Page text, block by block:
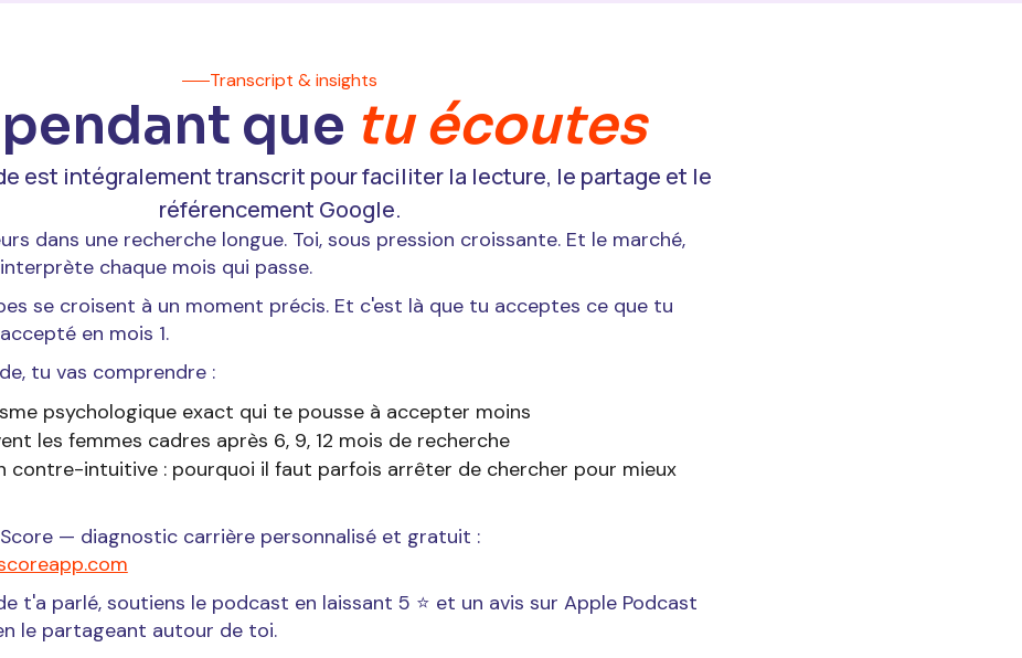
Transcript & insights
que tu écoutes
est intégralement transcrit pour faciliter la lecture, le partage et le
référencement Google.
dans une recherche longue. Toi, sous pression croissante. Et le marché,
chaque mois qui passe.
se croisent à un moment précis. Et c'est là que tu acceptes ce que tu
en mois 1.
tu vas comprendre :
psychologique exact qui te pousse à accepter moins
les femmes cadres après 6, 9, 12 mois de recherche
contre-intuitive : pourquoi il faut parfois arrêter de chercher pour mieux
Score — diagnostic carrière personnalisé et gratuit :
t'a parlé, soutiens le podcast en laissant 5 ⭐ et un avis sur Apple Podcast
le partageant autour de toi.